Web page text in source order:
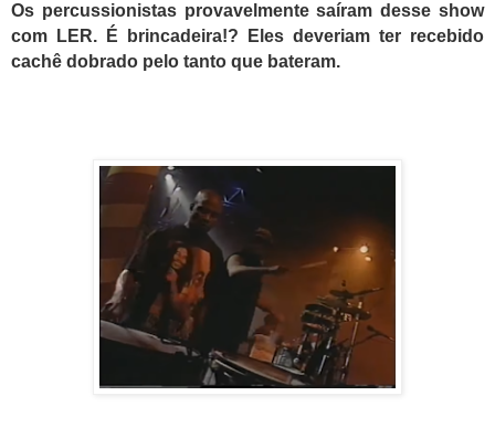
Os percussionistas provavelmente saíram desse show
com LER. É brincadeira!? Eles deveriam ter recebido
cachê dobrado pelo tanto que bateram.